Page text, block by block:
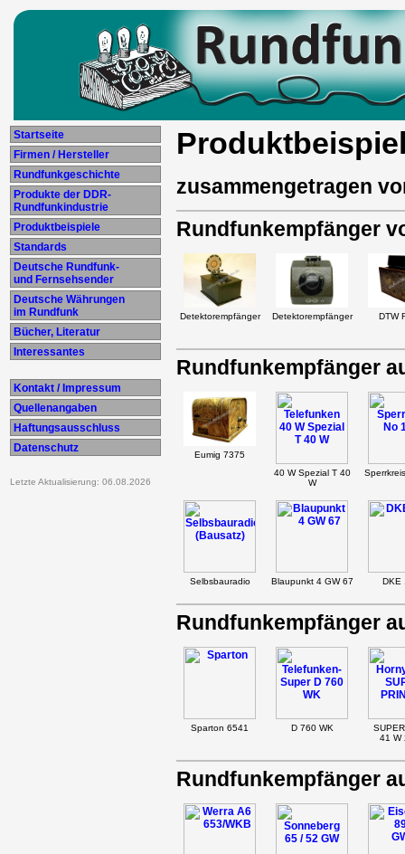
Startseite
Firmen / Hersteller
Rundfunkgeschichte
Produkte der DDR-
Rundfunkindustrie
Produktbeispiele
Standards
Deutsche Rundfunk-
und Fernsehsender
Deutsche Währungen
im Rundfunk
Bücher, Literatur
Interessantes
Kontakt / Impressum
Quellenangaben
Haftungsausschluss
Datenschutz
Letzte Aktualisierung: 06.08.2026
zusammengetragen
Rundfunkempfänger
Detektorempfänger Detektorempfänger DTW
Rundfunkempfänger
Eumig 7375
40 W Spezial T 40
W
Selbsbauradio Blaupunkt 4 GW 67 DKE
Rundfunkempfänger
Sparton 6541 D 760 WK
41 W
Rundfunkempfänger